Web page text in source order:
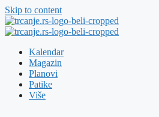
Skip to content
Kalendar
Magazin
Planovi
Patike
Više